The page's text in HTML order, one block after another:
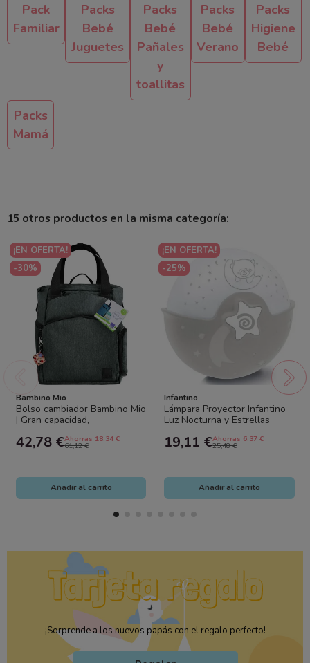
Pack
Familiar
Packs
Bebé
Juguetes
Packs
Bebé
Pañales
y
toallitas
Packs
Bebé
Verano
Packs
Higiene
Bebé
Packs
Mamá
15 otros productos en la misma categoría:
¡EN OFERTA!
-30%
Bambino Mio
Bolso cambiador Bambino Mio
| Gran capacidad,
42,78 €Ahorras 18.34 €
61,12 €
Añadir al carrito
¡EN OFERTA!
-25%
Infantino
Lámpara Proyector Infantino
Luz Nocturna y Estrellas
19,11 €Ahorras 6.37 €
25,48 €
Añadir al carrito
¡Sorprende a los nuevos papás con el regalo perfecto!